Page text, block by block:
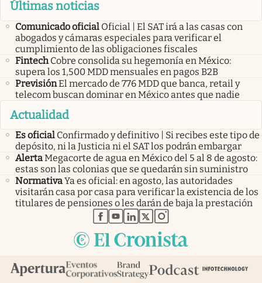
Últimas noticias
Comunicado oficial Oficial | El SAT irá a las casas con
abogados y cámaras especiales para verificar el
cumplimiento de las obligaciones fiscales
Fintech Cobre consolida su hegemonía en México:
supera los 1,500 MDD mensuales en pagos B2B
PrevisiónEl mercado de 776 MDD que banca, retail y
telecom buscan dominar en México antes que nadie
Actualidad
Es oficial Confirmado y definitivo | Si recibes este tipo de
depósito, ni la Justicia ni el SAT los podrán embargar
AlertaMegacorte de agua en México del 5 al 8 de agosto:
estas son las colonias que se quedarán sin suministro
NormativaYa es oficial: en agosto, las autoridades
visitarán casa por casa para verificar la existencia de los
titulares de pensiones o les darán de baja la prestación
abre en nueva pestaña
abre en nueva pestaña
abre en nueva pestaña
abre en nueva pestaña
abre en nueva pestaña